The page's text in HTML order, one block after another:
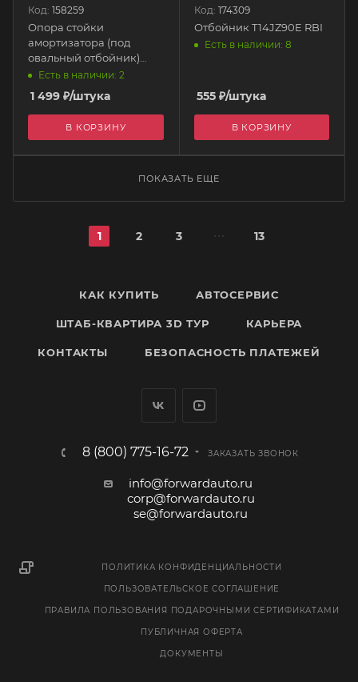
Код: 158259
Опора стойки
амортизатора (под
овальный отбойник)
23024 FEBI
Есть в наличии: 2
1 499 ₽/штука
В КОРЗИНУ
Код: 174309
Отбойник T14JZ90E RBI
Есть в наличии: 8
555₽/штука
В КОРЗИНУ
ПОКАЗАТЬ ЕЩЕ
1 2 3 13
КАК КУПИТЬ АВТОСЕРВИС
ШТАБ-КВАРТИРА 3D ТУР КАРЬЕРА
КОНТАКТЫ БЕЗОПАСНОСТЬ ПЛАТЕЖЕЙ
8 (800) 775-16-72 ЗАКАЗАТЬ ЗВОНОК
info@forwardauto.ru
corp@forwardauto.ru
se@forwardauto.ru
ПОЛИТИКА КОНФИДЕНЦИАЛЬНОСТИ
ПОЛЬЗОВАТЕЛЬСКОЕ СОГЛАШЕНИЕ
ПРАВИЛА ПОЛЬЗОВАНИЯ ПОДАРОЧНЫМИ СЕРТИФИКАТАМИ
ПУБЛИЧНАЯ ОФЕРТА
ДОКУМЕНТЫ